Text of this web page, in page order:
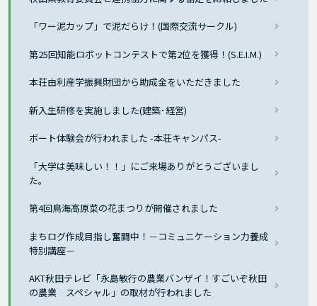
「ワー泥カップ」で泥だらけ！(国際交流サークル)
第25回知能ロボットコンテストで第2位を獲得！(S.E.I.M.)
本荘由利産学振興財団から助成金をいただきました
新入生研修を実施しました(建築･経営)
ボート体験会が行われました -本荘キャンパス-
「大学は美味しい！！」にご来場ありがとうございまし
た。
第4回鳥海高原菜の花まつりが開催されました
まちログ作成目指し奮闘中！－コミュニケーション力養成
特別講座－
AKT秋田テレビ「永島敏行の農業バンザイ！すごいぞ秋田
の農業 スペシャル」の取材が行われました